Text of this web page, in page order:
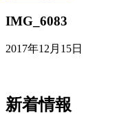
IMG_6083
2017年12月15日
新着情報